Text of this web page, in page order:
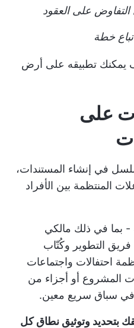
على العقود
خطة
يمكنك تطبيقه على أرض
على
في إنشاء المستندات،
المنتظمة بين الأفراد
بما في ذلك مالكي
التطوير وكُتّاب
احتفالات واجتماعات
المشروع أو أجزاء من
في سباق سريع معين.
بتحديد وتوثيق نطاق كل